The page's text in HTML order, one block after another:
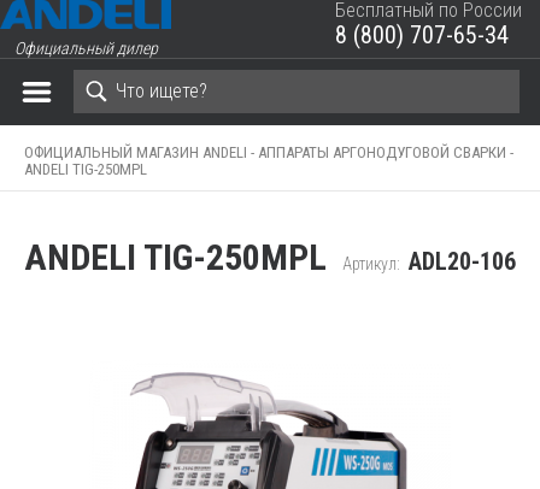
Официальный дилер
Бесплатный по России
8 (800) 707-65-34
ОФИЦИАЛЬНЫЙ МАГАЗИН ANDELI - АППАРАТЫ АРГОНОДУГОВОЙ СВАРКИ -
ANDELI TIG-250MPL
ANDELI TIG-250MPL Артикул: ADL20-106
ЗАКРЫТЬ КОРЗИНУ